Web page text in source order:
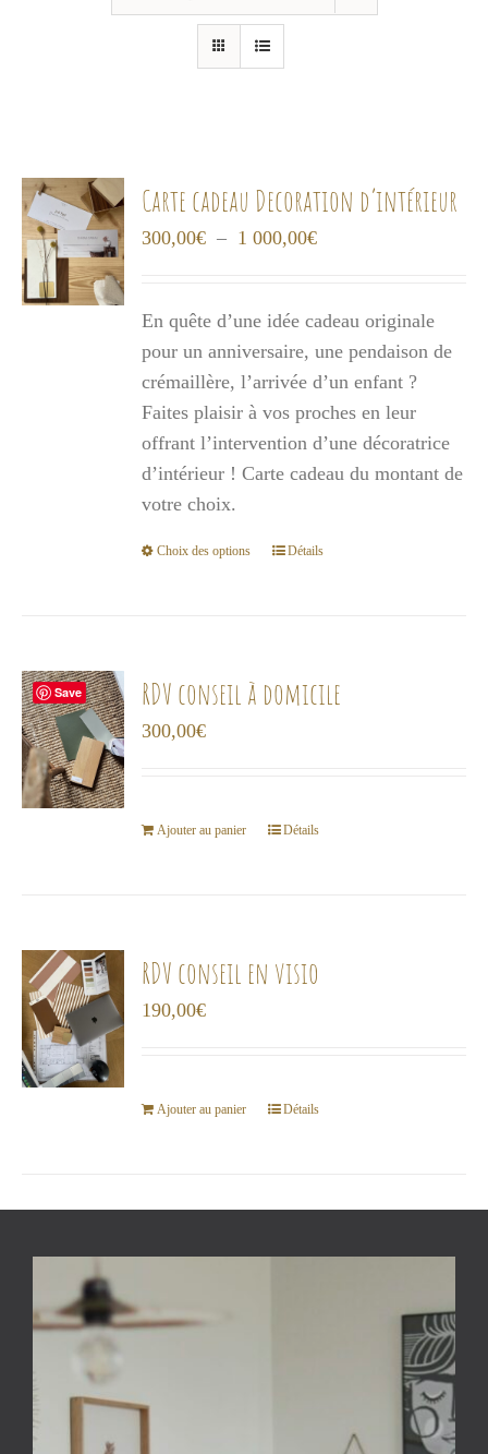
Carte cadeau Decoration d’intérieur
300,00€ – 1 000,00€Plage
300,00€
à
1
000,00€
En quête d’une idée cadeau originale
pour un anniversaire, une pendaison de
crémaillère, l’arrivée d’un enfant ?
Faites plaisir à vos proches en leur
offrant l’intervention d’une décoratrice
d’intérieur ! Carte cadeau du montant de
votre choix.
Choix des options
Ce
Les
choisies
produit
Détails
RDV conseil à domicile
300,00€
Ajouter au panier Détails
RDV conseil en visio
190,00€
Ajouter au panier Détails
Save